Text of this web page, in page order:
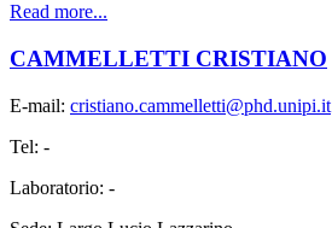
Read more...
CAMMELLETTI CRISTIANO
E-mail: cristiano.cammelletti@phd.unipi.it
Tel: -
Laboratorio: -